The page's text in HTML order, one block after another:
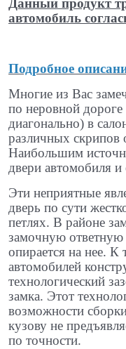
Данный продукт
автомобиль
Подробное
Многие из Вас
по неровной дороге
диагонально) в
различных скрипов
Наибольшим
двери автомобиля и
Эти неприятные
дверь по сути
петлях. В районе
замочную ответную
опирается на нее.
автомобилей
технологический
замка. Этот
возможности
кузову не
по точности.